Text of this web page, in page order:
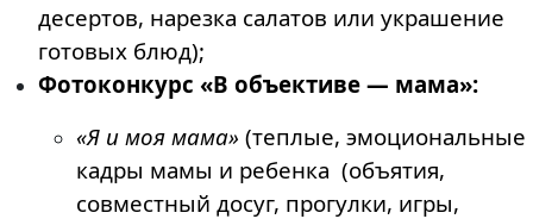
десертов, нарезка салатов или украшение
готовых блюд);
Фотоконкурс «В объективе — мама»:
«Я и моя мама» (теплые, эмоциональные
кадры мамы и ребенка (объятия,
совместный досуг, прогулки, игры,